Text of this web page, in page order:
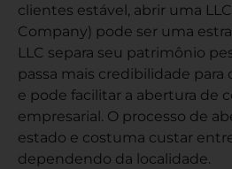
clientes estável, abrir uma
Company) pode ser uma
LLC separa seu patrimônio
passa mais credibilidade
e pode facilitar a abertura de
empresarial. O processo de
estado e costuma custar
dependendo da localidade.